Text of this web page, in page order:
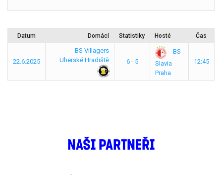
Datum Domácí Statistiky Hosté Čas
22.6.2025
BS Villagers
Uherské Hradiště
6 - 5
BS
Slavia
Praha
12:45
NAŠI PARTNEŘI